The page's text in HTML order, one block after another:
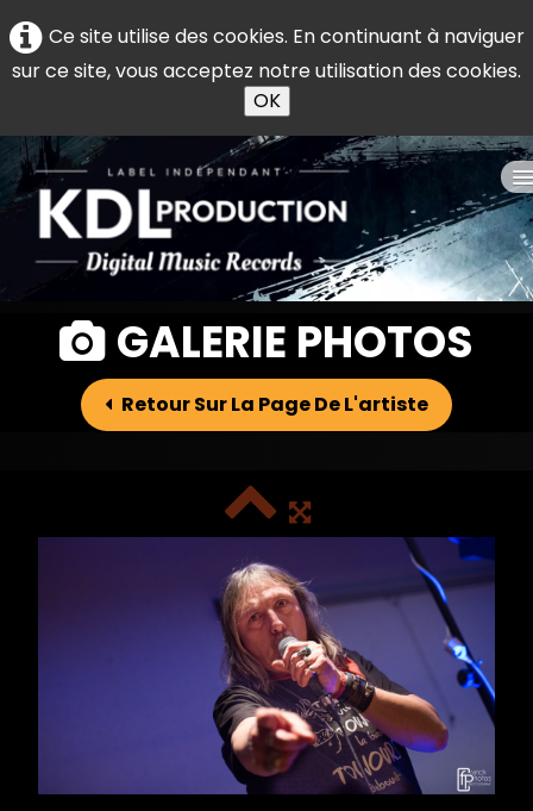
Ce site utilise des cookies. En continuant à naviguer
sur ce site, vous acceptez notre utilisation des cookies.
OK
Accueil
Les Artistes
Qui sommes nous?
GALERIE PHOTOS
Retour Sur La Page De L'artiste